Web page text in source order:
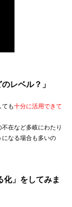
レベル？」
も十分に活用できて
在など多岐にわたり
になる場合も多いの
化」をしてみま